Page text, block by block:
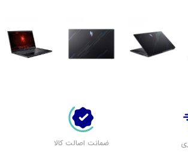
همه)
ضمانت اصالت کالا